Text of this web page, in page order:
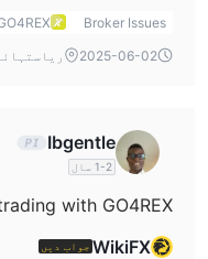
reduces to 1.3 pips for
to what I get with
Broker Issues
2025-06-02
Ibgentle
1-2 سال
with GO4REX?
WikiFX جواب دیں